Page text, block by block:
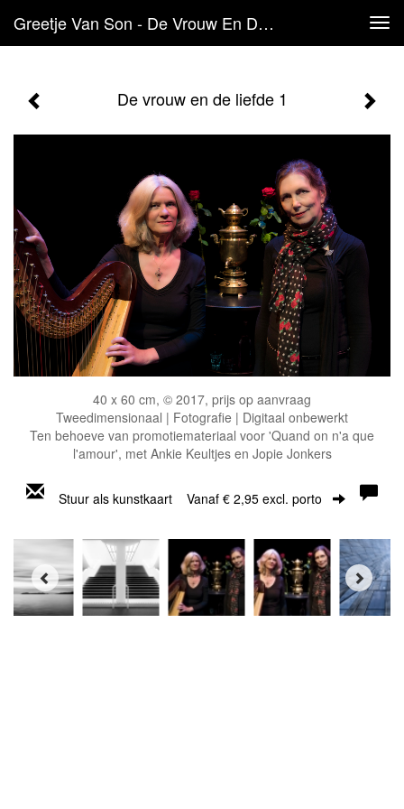
Greetje Van Son - De Vrouw En De Liefde 1
De vrouw en de liefde 1
40 x 60 cm, © 2017, prijs op aanvraag
Tweedimensionaal | Fotografie | Digitaal onbewerkt
Ten behoeve van promotiemateriaal voor 'Quand on n'a que
l'amour', met Ankie Keultjes en Jopie Jonkers
Stuur als kunstkaart Vanaf € 2,95 excl. porto